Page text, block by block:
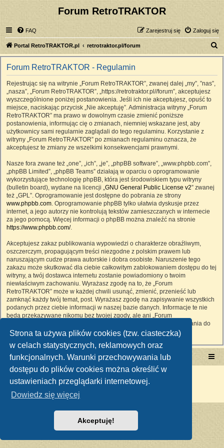
Strona ta używa plików cookies (tzw. ciasteczka)
w celach statystycznych, reklamowych oraz
funkcjonalnych. Warunki przechowywania lub
dostępu do plików cookies można określić w
ustawieniach przeglądarki internetowej.
Dowiedz się więcej
Akceptuję!
Forum RetroTRAKTOR
FAQ Zaloguj się
Zarejestruj się
Portal RetroTRAKTOR.pl retrotraktor.pl/forum
z
Forum RetroTRAKTOR - Regulamin
Rejestrując się na witrynie „Forum RetroTRAKTOR”, zwanej dalej „my”, ”nas”,
„nasza”, „Forum RetroTRAKTOR”, „https://retrotraktor.pl//forum”, akceptujesz
wyszczególnione poniżej postanowienia. Jeśli ich nie akceptujesz, opuść to
miejsce, naciskając przycisk „Nie akceptuję”. Administracja witryny „Forum
RetroTRAKTOR” ma prawo w dowolnym czasie zmienić poniższe
postanowienia, informując cię o zmianach, niemniej wskazane jest, aby
użytkownicy sami regularnie zaglądali do tego regulaminu. Korzystanie z
witryny „Forum RetroTRAKTOR” po zmianach regulaminu oznacza, że
akceptujesz te zmiany ze wszelkimi konsekwencjami prawnymi.
Nasze fora zwane też „one”, „ich”, „je”, „phpBB software”, „www.phpbb.com”,
„phpBB Limited”, „phpBB Teams” działają w oparciu o oprogramowanie
wykorzystujące technologię phpBB, która jest środowiskiem typu witryny
(bulletin board), wydane na licencji „GNU General Public License v2” zwanej
też „GPL”. Oprogramowanie jest dostępne do pobrania ze strony
www.phpbb.com. Oprogramowanie phpBB tylko ułatwia dyskusje przez
internet, a jego autorzy nie kontrolują tekstów zamieszczanych w internecie
za jego pomocą. Więcej informacji o phpBB można znaleźć na stronie
https://www.phpbb.com/.
Akceptujesz zakaz publikowania wypowiedzi o charakterze obraźliwym,
oszczerczym, propagującym treści niezgodne z polskim prawem lub
naruszającym cudze prawa autorskie i dobra osobiste. Naruszenie tego
zakazu może skutkować dla ciebie całkowitym zablokowaniem dostępu do tej
witryny, a twój dostawca internetu zostanie powiadomiony o twoim
niewłaściwym zachowaniu. Wyrażasz zgodę na to, że „Forum
RetroTRAKTOR” może w każdej chwili usunąć, zmienić, przenieść lub
zamknąć każdy twój temat, post. Wyrażasz zgodę na zapisywanie wszystkich
podanych przez ciebie informacji w naszej bazie danych. Informacje te nie
będą przekazywane nikomu bez twojej zgody, ale ani „Forum
RetroTRAKTOR”, ani phpBB nie ponosi odpowiedzialności za włamania do
witryny, podczas których może dojść do kradzieży danych.
Portal RetroTRAKTOR.pl retrotraktor.pl/forum
Technologię dostarcza
Polski pakiet językowy dostarczaphpBB.pl
Zasady ochrony danych osobowych